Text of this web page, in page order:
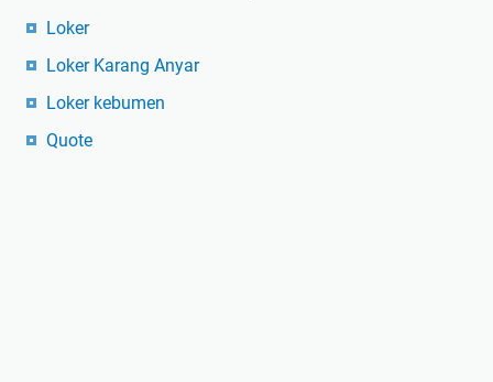
Loker
Loker Karang Anyar
Loker kebumen
Quote